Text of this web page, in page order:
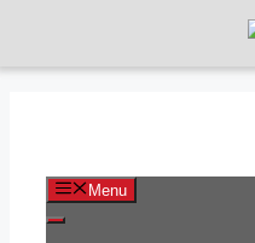
Menu